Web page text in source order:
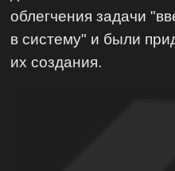
облегчения задачи
в систему" и были
их создания.